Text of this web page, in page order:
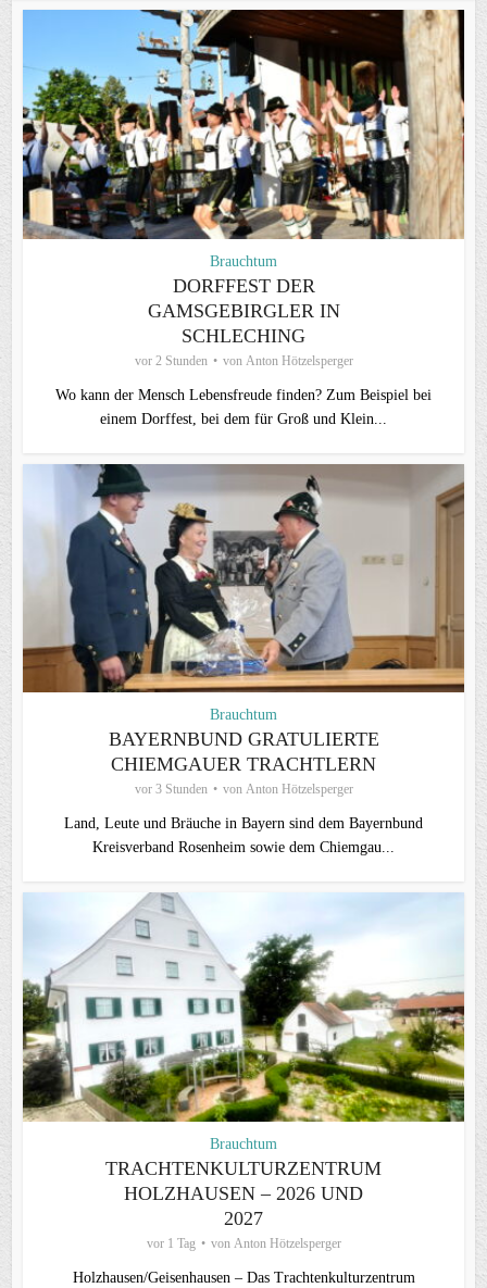
Brauchtum
DORFFEST DER
GAMSGEBIRGLER IN
SCHLECHING
vor 2 Stunden von Anton Hötzelsperger
Wo kann der Mensch Lebensfreude finden? Zum Beispiel bei
einem Dorffest, bei dem für Groß und Klein...
Brauchtum
BAYERNBUND GRATULIERTE
CHIEMGAUER TRACHTLERN
vor 3 Stunden von Anton Hötzelsperger
Land, Leute und Bräuche in Bayern sind dem Bayernbund
Kreisverband Rosenheim sowie dem Chiemgau...
Brauchtum
TRACHTENKULTURZENTRUM
HOLZHAUSEN – 2026 UND
2027
vor 1 Tag von Anton Hötzelsperger
Holzhausen/Geisenhausen – Das Trachtenkulturzentrum